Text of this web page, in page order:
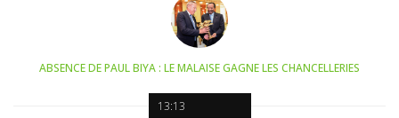
13:13
ABSENCE DE PAUL BIYA : LE MALAISE GAGNE LES CHANCELLERIES